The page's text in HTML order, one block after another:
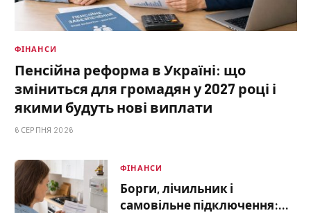
ФІНАНСИ
Пенсійна реформа в Україні: що
зміниться для громадян у 2027 році і
якими будуть нові виплати
6 СЕРПНЯ 2026
ФІНАНСИ
Борги, лічильник і
самовільне підключення: